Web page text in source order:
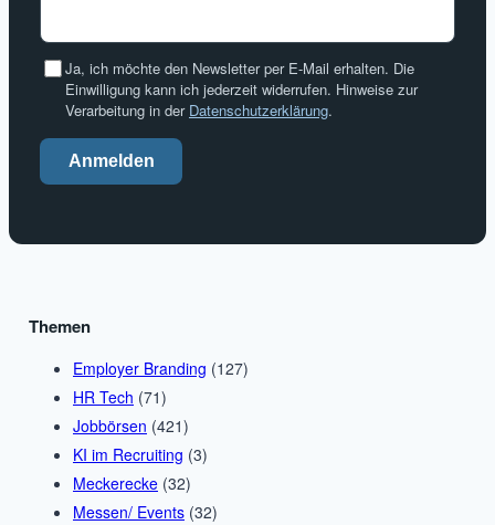
Ja, ich möchte den Newsletter per E-Mail erhalten. Die
Einwilligung kann ich jederzeit widerrufen. Hinweise zur
Verarbeitung in der Datenschutzerklärung.
Anmelden
Themen
Employer Branding (127)
HR Tech (71)
Jobbörsen (421)
KI im Recruiting (3)
Meckerecke (32)
Messen/ Events (32)